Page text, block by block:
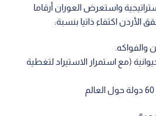
واستعرض العوران أرقاما
اكتفاء ذاتيا بنسبة:
(مع استمرار الاستيراد لتغطية